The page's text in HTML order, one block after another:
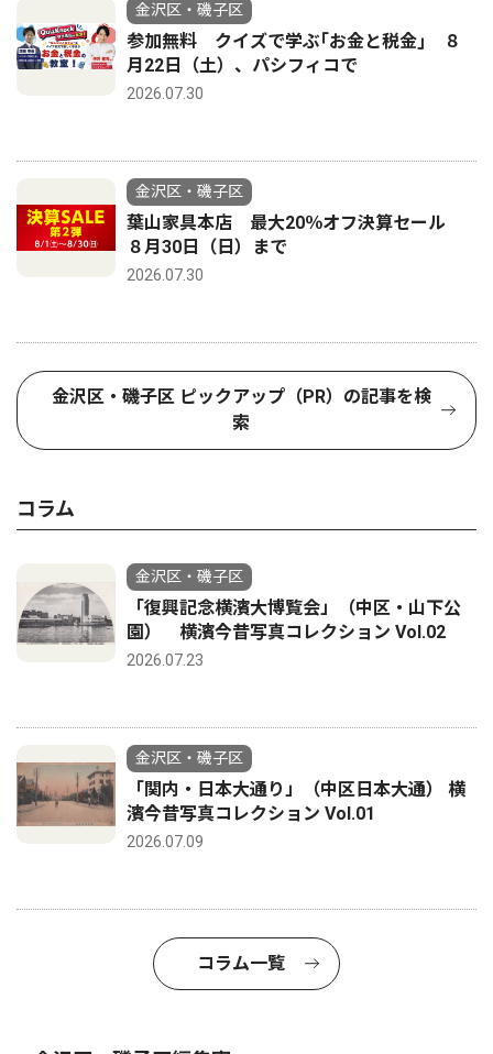
金沢区・磯子区
参加無料 クイズで学ぶ｢お金と税金｣ ８
月22日（土）、パシフィコで
2026.07.30
金沢区・磯子区
葉山家具本店 最大20％オフ決算セール
８月30日（日）まで
2026.07.30
金沢区・磯子区 ピックアップ（PR）の記事を検
索
コラム
金沢区・磯子区
「復興記念横濱大博覧会」（中区・山下公
園） 横濱今昔写真コレクション Vol.02
2026.07.23
金沢区・磯子区
「関内・日本大通り」（中区日本大通） 横
濱今昔写真コレクション Vol.01
2026.07.09
コラム一覧